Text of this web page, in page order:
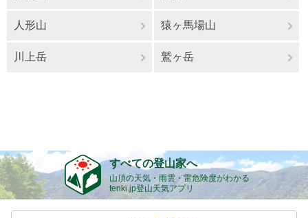
人形山 猿ヶ馬場山
川上岳 鷲ヶ岳
すべての登山家へ
山頂の天気・雨雲・雷危険度がわかる
tenki.jp登山天気アプリ